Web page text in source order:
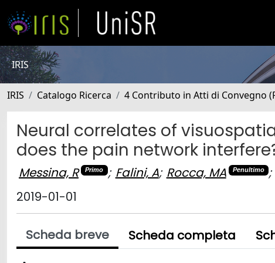
IRIS
IRIS Catalogo Ricerca 4 Contributo in Atti di Convegno
Neural correlates of
does the pain network
Messina, R Primo ; Falini, A; Rocca, MA Penultimo ;
2019-01-01
Scheda breve Scheda completa